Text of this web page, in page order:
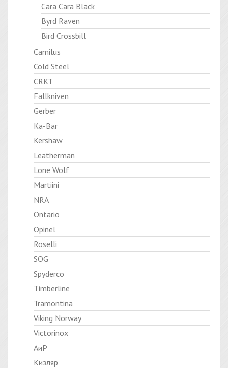
Cara Cara Black
Byrd Raven
Bird Crossbill
Camilus
Cold Steel
CRKT
Fallkniven
Gerber
Ka-Bar
Kershaw
Leatherman
Lone Wolf
Martiini
NRA
Ontario
Opinel
Roselli
SOG
Spyderco
Timberline
Tramontina
Viking Norway
Victorinox
АиР
Кизляр